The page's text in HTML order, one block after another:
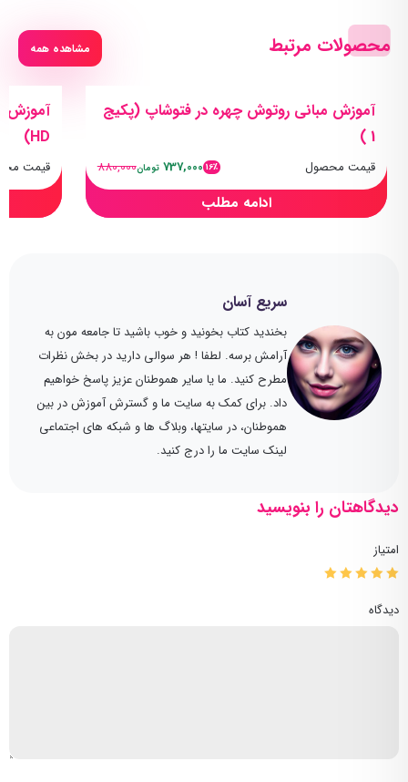
سریع آسان
بخندید کتاب بخونید و خوب باشید تا جامعه مون به
آرامش برسه. لطفا ! هر سوالی دارید در بخش نظرات
مطرح کنید. ما یا سایر هموطنان عزیز پاسخ خواهیم
داد. برای کمک به سایت ما و گسترش آموزش در بین
هموطنان، در سایتها، وبلاگ ها و شبکه های اجتماعی
لینک سایت ما را درج کنید.
محصولات مرتبط مشاهده همه
آموزش مبانی روتوش چهره در فتوشاپ (پکیج
1 )
قیمت محصول 16٪ 737,000 تومان880,000
ادامه مطلب
HD)
قیمت
دیدگاهتان را بنویسید
امتیاز
دیدگاه